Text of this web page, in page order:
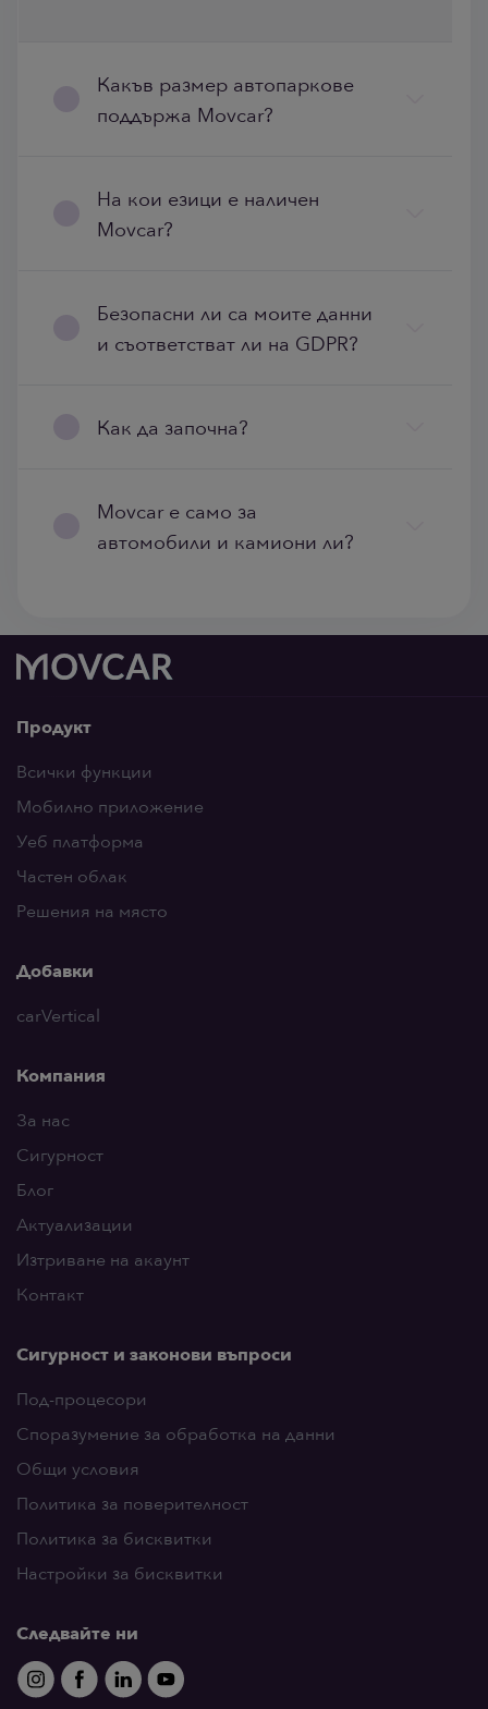
Какъв размер автопаркове
поддържа Movcar?
На кои езици е наличен
Movcar?
Безопасни ли са моите данни
и съответстват ли на GDPR?
Как да започна?
Movcar е само за
автомобили и камиони ли?
Продукт
Всички функции
Мобилно приложение
Уеб платформа
Частен облак
Решения на място
Добавки
carVertical
Компания
За нас
Сигурност
Блог
Актуализации
Изтриване на акаунт
Контакт
Сигурност и законови въпроси
Под-процесори
Споразумение за обработка на данни
Общи условия
Политика за поверителност
Политика за бисквитки
Настройки за бисквитки
Следвайте ни